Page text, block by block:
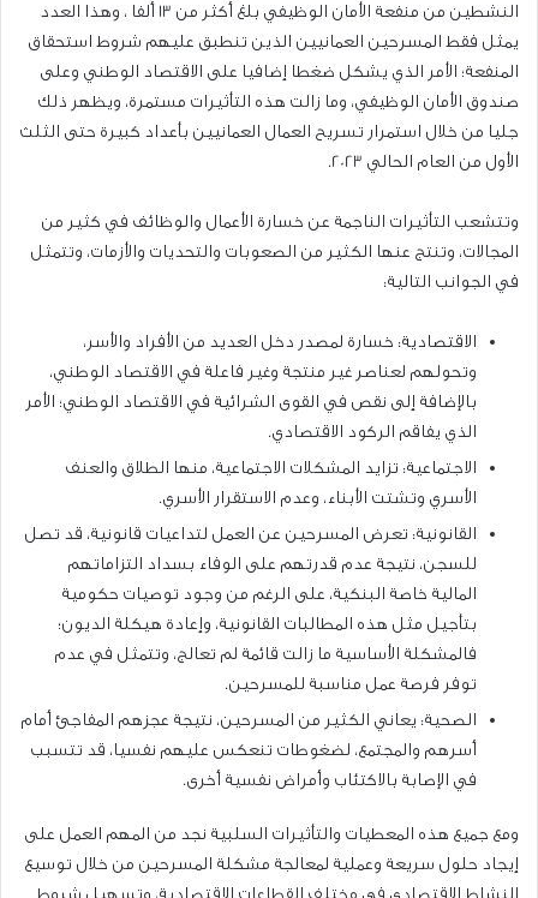
النشطين من منفعة الأمان الوظيفي بلغ أكثر من 13 ألفا ، وهذا العدد
يمثل فقط المسرحين العمانيين الذين تنطبق عليهم شروط استحقاق
المنفعة؛ الأمر الذي يشكل ضغطا إضافيا على الاقتصاد الوطني وعلى
صندوق الأمان الوظيفي، وما زالت هذه التأثيرات مستمرة، ويظهر ذلك
جليا من خلال استمرار تسريح العمال العمانيين بأعداد كبيرة حتى الثلث
الأول من العام الحالي 2023.
وتتشعب التأثيرات الناجمة عن خسارة الأعمال والوظائف في كثير من
المجالات، وتنتج عنها الكثير من الصعوبات والتحديات والأزمات، وتتمثل
في الجوانب التالية:
الاقتصادية: خسارة لمصدر دخل العديد من الأفراد والأسر،
وتحولهم لعناصر غير منتجة وغير فاعلة في الاقتصاد الوطني،
بالإضافة إلى نقص في القوى الشرائية في الاقتصاد الوطني؛ الأمر
الذي يفاقم الركود الاقتصادي.
الاجتماعية: تزايد المشكلات الاجتماعية، منها الطلاق والعنف
الأسري وتشتت الأبناء، وعدم الاستقرار الأسري.
القانونية: تعرض المسرحين عن العمل لتداعيات قانونية، قد تصل
للسجن، نتيجة عدم قدرتهم على الوفاء بسداد التزاماتهم
المالية خاصة البنكية، على الرغم من وجود توصيات حكومية
بتأجيل مثل هذه المطالبات القانونية، وإعادة هيكلة الديون؛
فالمشكلة الأساسية ما زالت قائمة لم تعالج، وتتمثل في عدم
توفر فرصة عمل مناسبة للمسرحين.
الصحية: يعاني الكثير من المسرحين، نتيجة عجزهم المفاجئ أمام
أسرهم والمجتمع، لضغوطات تنعكس عليهم نفسيا، قد تتسبب
في الإصابة بالاكتئاب وأمراض نفسية أخرى.
ومع جميع هذه المعطيات والتأثيرات السلبية نجد من المهم العمل على
إيجاد حلول سريعة وعملية لمعالجة مشكلة المسرحين من خلال توسيع